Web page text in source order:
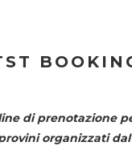
di prenotazione
organizzati dal